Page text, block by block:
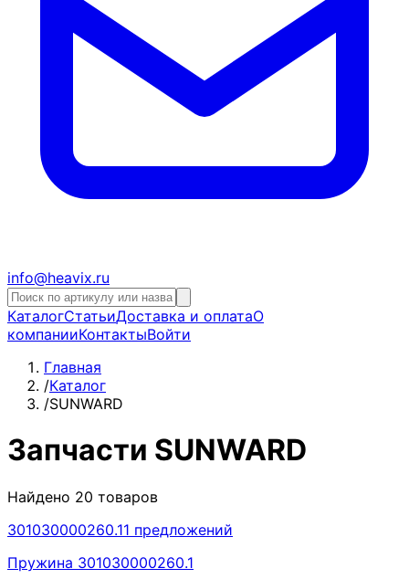
info@heavix.ru
КаталогСтатьиДоставка и оплатаО
компанииКонтактыВойти
Главная
/Каталог
/SUNWARD
Запчасти SUNWARD
Найдено 20 товаров
301030000260.11 предложений
Пружина 301030000260.1